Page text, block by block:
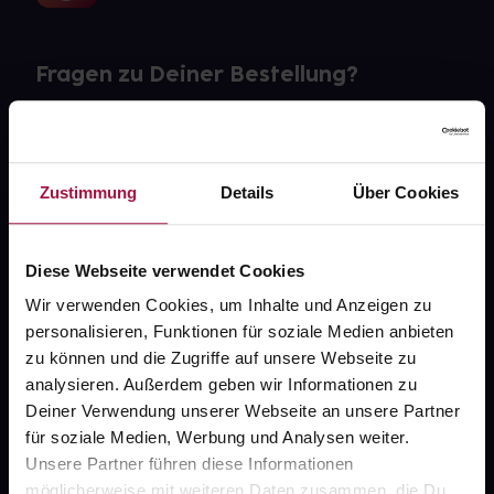
Zustimmung Details Über Cookies
Diese Webseite verwendet Cookies
Wir verwenden Cookies, um Inhalte und Anzeigen zu
personalisieren, Funktionen für soziale Medien anbieten
zu können und die Zugriffe auf unsere Webseite zu
analysieren. Außerdem geben wir Informationen zu
Deiner Verwendung unserer Webseite an unsere Partner
für soziale Medien, Werbung und Analysen weiter.
Unsere Partner führen diese Informationen
Fragen zu Deiner Bestellung?
Über uns
Karriere